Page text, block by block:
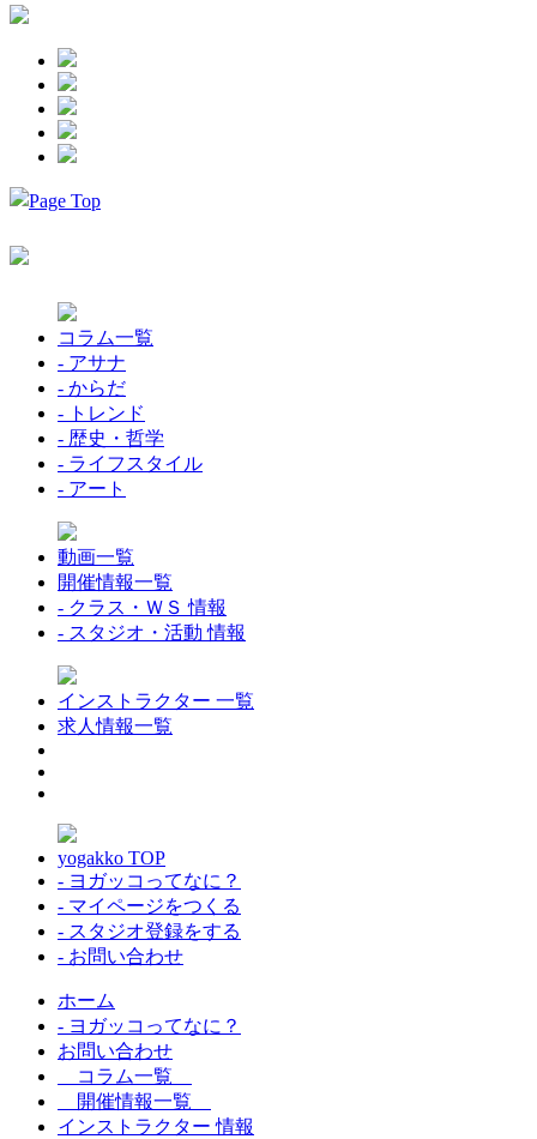
コラム一覧
- アサナ
- からだ
- トレンド
- 歴史・哲学
- ライフスタイル
- アート
動画一覧
開催情報一覧
- クラス・ＷＳ 情報
- スタジオ・活動 情報
インストラクター 一覧
求人情報一覧
yogakko TOP
- ヨガッコってなに？
- マイページをつくる
- スタジオ登録をする
- お問い合わせ
ホーム
- ヨガッコってなに？
お問い合わせ
コラム一覧
開催情報一覧
インストラクター 情報